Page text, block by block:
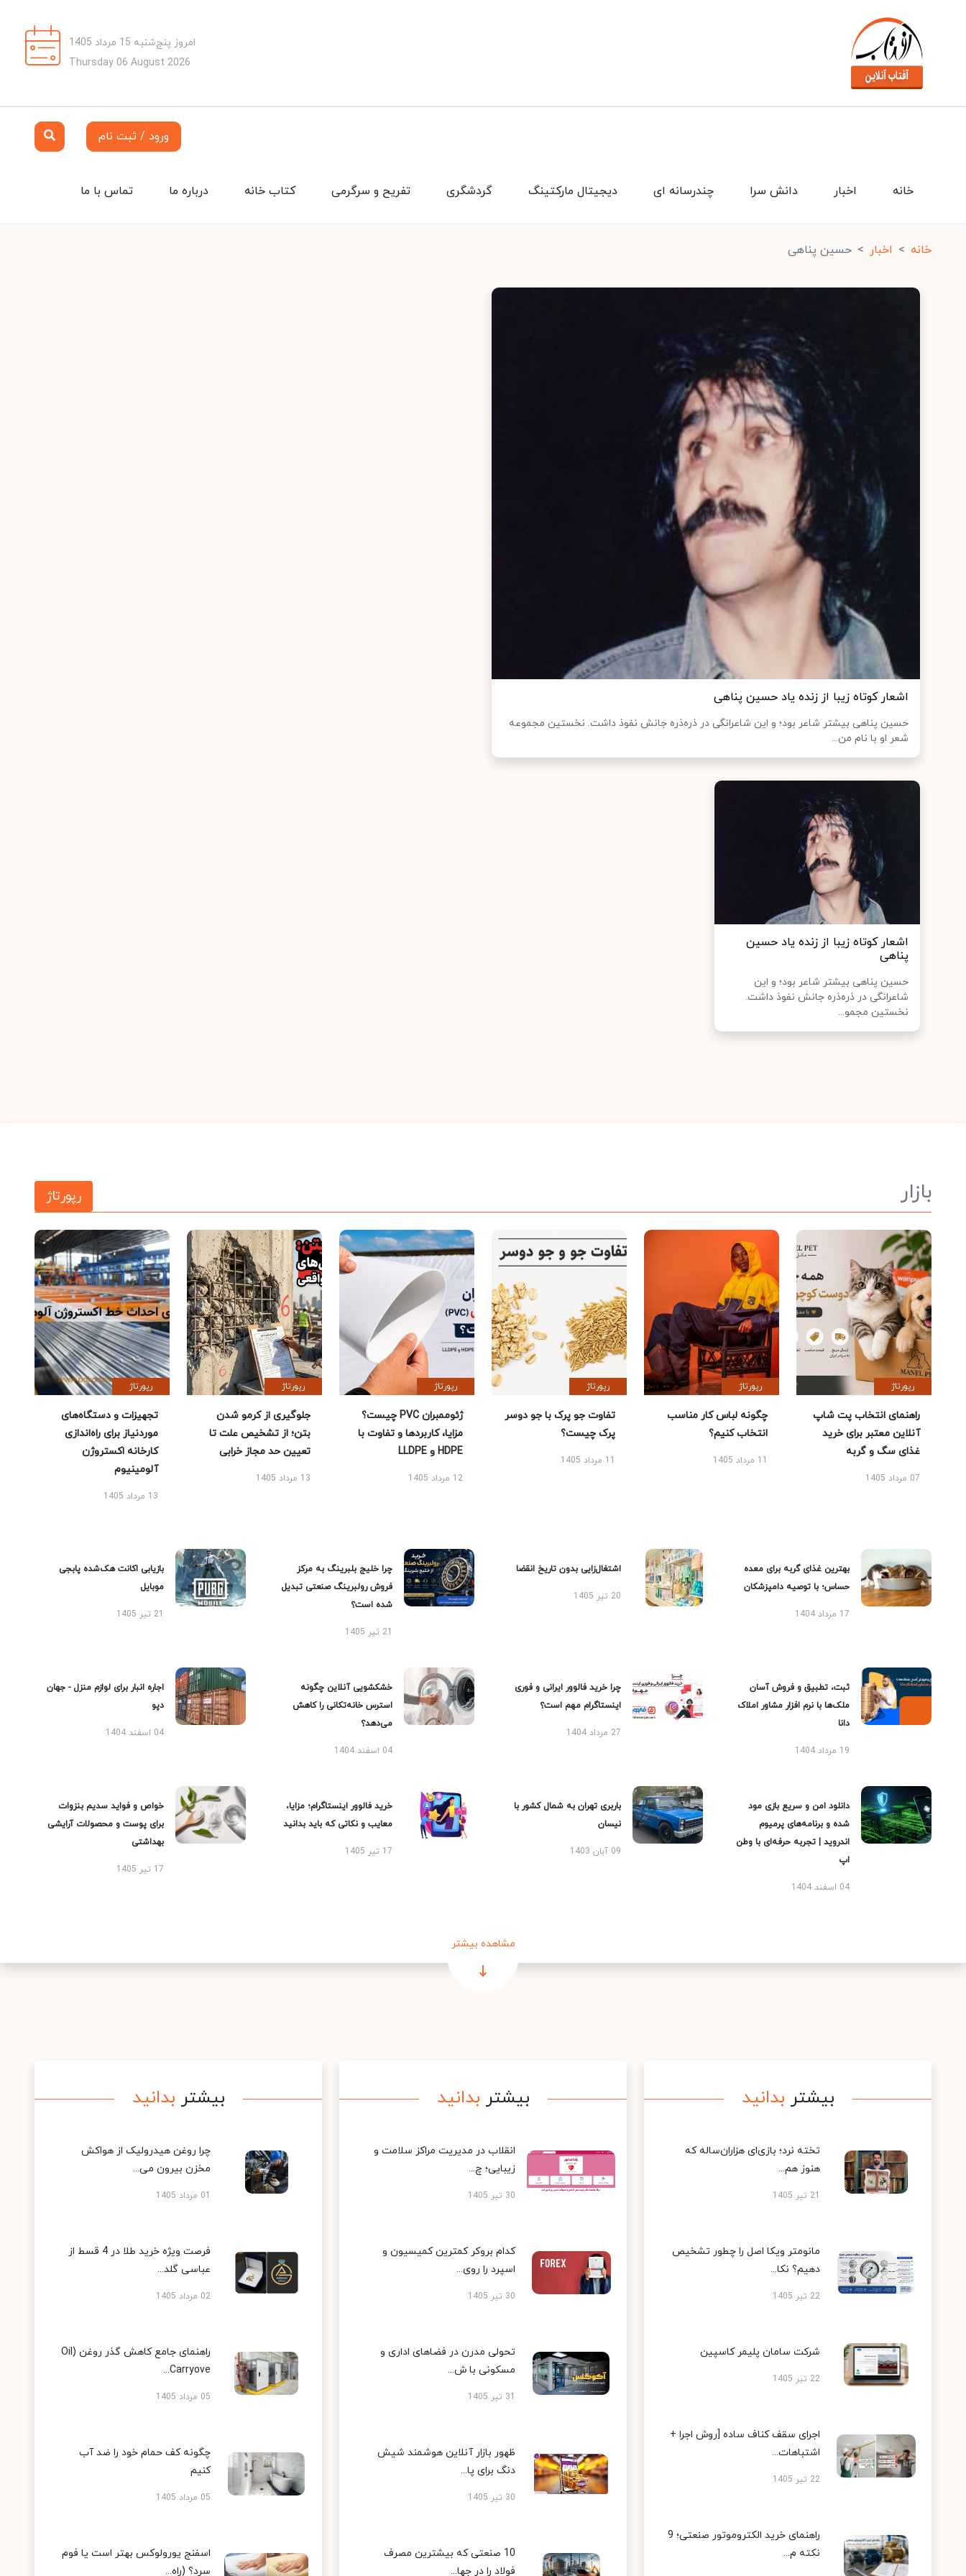
امروز پنج‌شنبه 15 مرداد 1405
Thursday 06 August 2026
ورود / ثبت نام
تماس با ما درباره ما کتاب خانه تفریح و سرگرمی گردشگری دیجیتال مارکتینگ چندرسانه ای دانش سرا اخبار خانه
خانه اخبار حسین پناهی
اشعار کوتاه زیبا از زنده یاد حسین پناهی
حسین پناهی بیشتر شاعر بود؛ و این شاعرانگی در ذره‌ذره جانش نفوذ داشت. نخستین مجموعه
شعر او با نام من...
اشعار کوتاه زیبا از زنده یاد حسین
پناهی
حسین پناهی بیشتر شاعر بود؛ و این
شاعرانگی در ذره‌ذره جانش نفوذ داشت.
نخستین مجمو...
بازار رپورتاژ
رپورتاژ
راهنمای انتخاب پت شاپ
آنلاین معتبر برای خرید
غذای سگ و گربه
07 مرداد 1405
رپورتاژ
چگونه لباس کار مناسب
انتخاب کنیم؟
11 مرداد 1405
رپورتاژ
تفاوت جو پرک با جو دوسر
پرک چیست؟
11 مرداد 1405
رپورتاژ
ژئوممبران PVC چیست؟
مزایا، کاربردها و تفاوت با
HDPE و LLDPE
12 مرداد 1405
رپورتاژ
جلوگیری از کرمو شدن
بتن؛ از تشخیص علت تا
تعیین حد مجاز خرابی
13 مرداد 1405
رپورتاژ
تجهیزات و دستگاه‌های
موردنیاز برای راه‌اندازی
کارخانه اکستروژن
آلومینیوم
13 مرداد 1405
بهترین غذای گربه برای معده
حساس؛ با توصیه دامپزشکان
17 مرداد 1404
اشتغال‌زایی بدون تاریخ انقضا
20 تیر 1405
چرا خلیج بلبرینگ به مرکز
فروش رولبرینگ صنعتی تبدیل
شده است؟
21 تیر 1405
بازیابی اکانت هک‌شده پابجی
موبایل
21 تیر 1405
ثبت، تطبیق و فروش آسان
ملک‌ها با نرم افزار مشاور املاک
دانا
19 مرداد 1404
چرا خرید فالوور ایرانی و فوری
اینستاگرام مهم است؟
27 مرداد 1404
خشکشویی آنلاین چگونه
استرس خانه‌تکانی را کاهش
می‌دهد؟
04 اسفند 1404
اجاره انبار برای لوازم منزل - جهان
دپو
04 اسفند 1404
دانلود امن و سریع بازی مود
شده و برنامه‌های پرمیوم
اندروید | تجربه حرفه‌ای با وطن
اپ
04 اسفند 1404
باربری تهران به شمال کشور با
نیسان
09 آبان 1403
خرید فالوور اینستاگرام؛ مزایا،
معایب و نکاتی که باید بدانید
17 تیر 1405
خواص و فواید سدیم بنزوات
برای پوست و محصولات آرایشی
بهداشتی
17 تیر 1405
مشاهده بیشتر
بیشتر بدانید
تخته نرد؛ بازی‌ای هزاران‌ساله که
هنوز هم...
21 تیر 1405
مانومتر ویکا اصل را چطور تشخیص
دهیم؟ نکا...
22 تیر 1405
شرکت سامان پلیمر کاسپین
22 تیر 1405
اجرای سقف کناف ساده [روش اجرا +
اشتباهات...
22 تیر 1405
راهنمای خرید الکتروموتور صنعتی؛ 9
نکته م...
بیشتر بدانید
انقلاب در مدیریت مراکز سلامت و
زیبایی؛ چ...
30 تیر 1405
کدام بروکر کمترین کمیسیون و
اسپرد را روی...
30 تیر 1405
تحولی مدرن در فضاهای اداری و
مسکونی با ش...
31 تیر 1405
ظهور بازار آنلاین هوشمند شیش
دنگ برای پا...
30 تیر 1405
10 صنعتی که بیشترین مصرف
فولاد را در جها...
بیشتر بدانید
چرا روغن هیدرولیک از هواکش
مخزن بیرون می...
01 مرداد 1405
فرصت ویژه خرید طلا در 4 قسط از
عباسی گلد...
02 مرداد 1405
راهنمای جامع کاهش گذر روغن (Oil
Carryove...
05 مرداد 1405
چگونه کف حمام خود را ضد آب
کنیم
05 مرداد 1405
اسفنج یورولوکس بهتر است یا فوم
سرد؟ (راه...